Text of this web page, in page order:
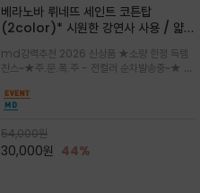
베라노바 뤼네뜨 세인트 코튼탑
(2color)* 시원한 강연사 사용 / 얇고
피부에 잘 달라붙지 않아 통기성이 탁월
md강력추천 2026 신상품 ★소량 한정 득템
찬스~★주.문.폭.주 - 전컬러 순차발송중~★ 감
라인과 여유 있는 스탠다드 핏으로 부담 없이 착
용/과하지 않은 프린트 디테일이 룩에 세련된 위
트를 더해 데일리 룩에 포인트
54,000원
30,000원 44%